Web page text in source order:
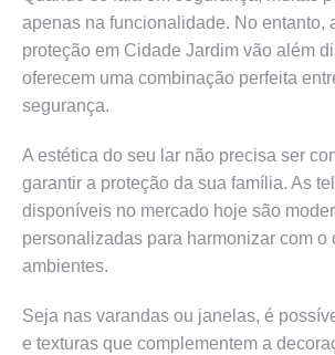
apenas na funcionalidade. No entanto,
proteção em Cidade Jardim vão além
oferecem uma combinação perfeita
segurança.
A estética do seu lar não precisa ser
garantir a proteção da sua família. As
disponíveis no mercado hoje são
personalizadas para harmonizar com o
ambientes.
Seja nas varandas ou janelas, é
e texturas que complementem a